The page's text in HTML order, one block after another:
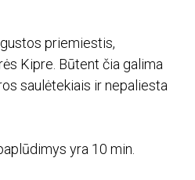
priemiestis,
Kipre. Būtent čia galima
saulėtekiais ir nepaliesta
yra 10 min.